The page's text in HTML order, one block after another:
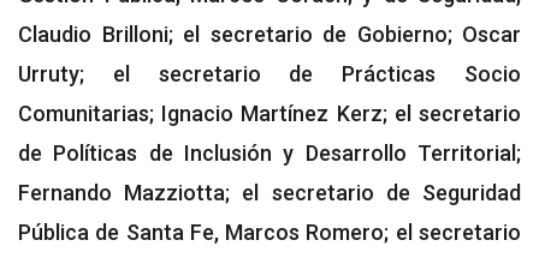
Claudio Brilloni; el secretario de Gobierno; Oscar
Urruty; el secretario de Prácticas Socio
Comunitarias; Ignacio Martínez Kerz; el secretario
de Políticas de Inclusión y Desarrollo Territorial;
Fernando Mazziotta; el secretario de Seguridad
Pública de Santa Fe, Marcos Romero; el secretario